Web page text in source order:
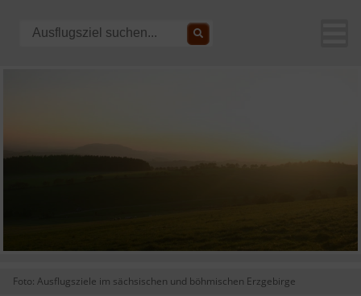
Foto: Ausflugsziele im sächsischen und böhmischen Erzgebirge